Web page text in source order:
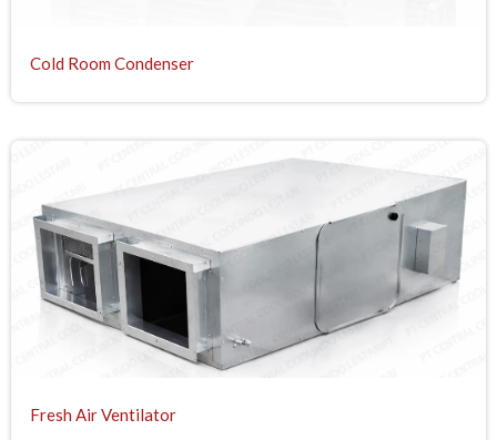
Cold Room Condenser
Fresh Air Ventilator